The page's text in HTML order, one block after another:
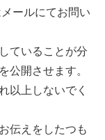
ールにてお問い
ていることが分
公開させます。
以上しないでく
伝えをしたつも